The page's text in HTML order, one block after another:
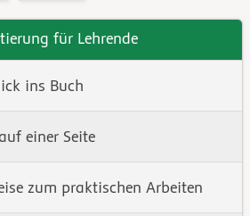
für Lehrende
ins Buch
einer Seite
zum praktischen Arbeiten